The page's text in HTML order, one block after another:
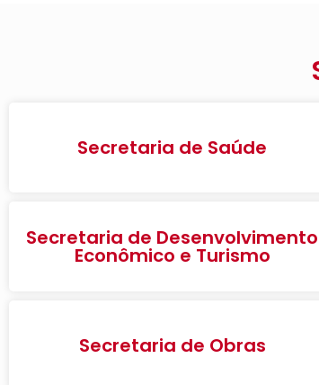
Secretaria de Saúde
Secretaria de Desenvolvimento
Econômico e Turismo
Secretaria de Obras